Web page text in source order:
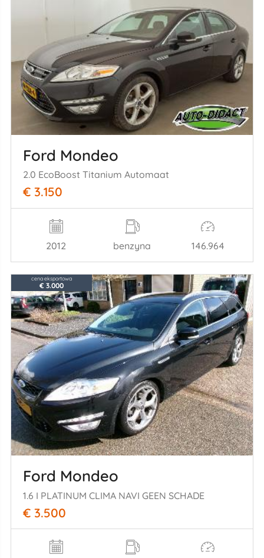
Ford Mondeo
2.0 EcoBoost Titanium Automaat
€ 3.150
2012 benzyna 146.964
cena eksportowa
€ 3.000
Ford Mondeo
1.6 I PLATINUM CLIMA NAVI GEEN SCHADE
€ 3.500